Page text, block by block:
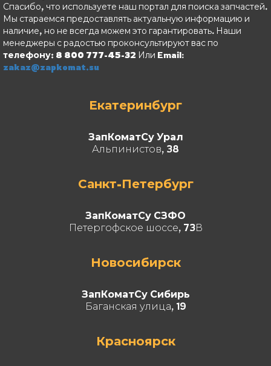
Спасибо, что используете наш портал для поиска запчастей.
Мы стараемся предоставлять актуальную информацию и
наличие, но не всегда можем это гарантировать. Наши
менеджеры с радостью проконсультируют вас по
телефону: 8 800 777-45-32 Или Email:
zakaz@zapkomat.su
Екатеринбург
ЗапКоматСу Урал
Альпинистов, 38
Санкт-Петербург
ЗапКоматСу СЗФО
Петергофское шоссе, 73В
Новосибирск
ЗапКоматСу Сибирь
Баганская улица, 19
Красноярск